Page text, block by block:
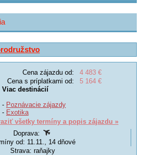
Cena zájazdu od:
4 483 €
Cena s príplatkami od:
5 164 €
Viac destinácií
- Poznávacie zájazdy
- Exotika
všetky termíny a popis zájazdu »
Doprava:
od: 11.11., 14 dňové
Strava: raňajky